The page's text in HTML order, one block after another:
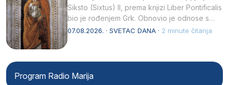
Siksto (Sixtus) II, prema knjizi Liber Pontificalis
bio je rođenjem Grk. Obnovio je odnose s
afričkim…
07.08.2026. · SVETAC DANA · 2 minute čitanja
Program Radio Marija